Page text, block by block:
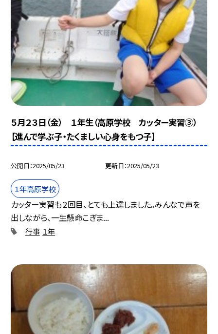
５月２３日（金） １年生（高原学校 カッター実習③）
【進んで学ぶ子・たくましい心身をもつ子】
公開日 2025/05/23 更新日 2025/05/23
１年高原学校
カッター実習も２回目、とても上達しました。みんなで声を
出しながら、一生懸命こぎま...
行事 １年